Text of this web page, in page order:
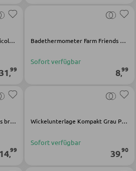
SHOP
Geschenkset Tiny Sheep multicolor Kunststoff
,99
Badethermometer Farm Friends braun Polypropylen
Sofort verfügbar
8,99
Feuchttücherbox Farm Friends braun Polypropylen
14,99
Wickelunterlage Kompakt Grau Polyester
Sofort verfügbar
39,90